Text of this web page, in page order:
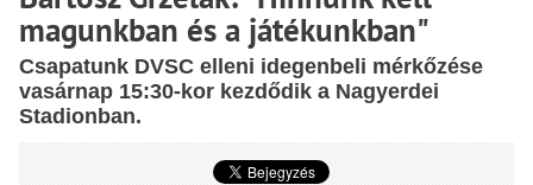
magunkban és a játékunkban"
Csapatunk DVSC elleni idegenbeli mérkőzése
vasárnap 15:30-kor kezdődik a Nagyerdei
Stadionban.